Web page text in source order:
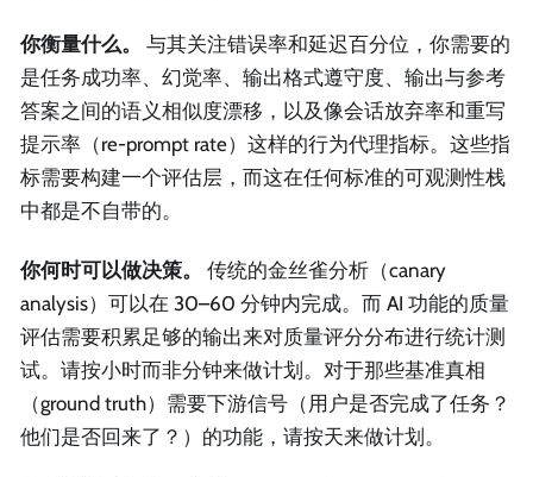
你衡量什么。
与其关注错误率和延迟百分位，你需要的
是任务成功率、幻觉率、输出格式遵守度、输出与参考
答案之间的语义相似度漂移，以及像会话放弃率和重写
提示率（re-prompt rate）这样的行为代理指标。这些指
标需要构建一个评估层，而这在任何标准的可观测性栈
中都是不自带的。
你何时可以做决策。
传统的金丝雀分析（canary
analysis）可以在 30–60 分钟内完成。而 AI 功能的质量
评估需要积累足够的输出来对质量评分分布进行统计测
试。请按小时而非分钟来做计划。对于那些基准真相
（ground truth）需要下游信号（用户是否完成了任务？
他们是否回来了？）的功能，请按天来做计划。